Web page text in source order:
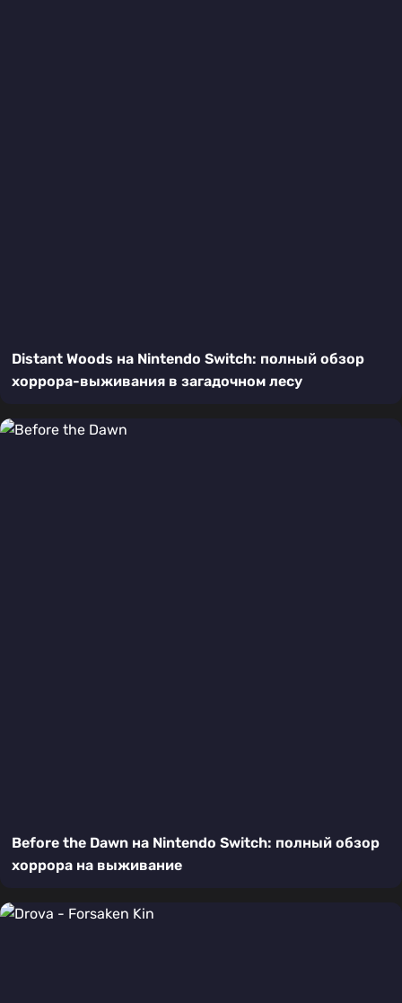
Distant Woods на Nintendo Switch: полный обзор
хоррора-выживания в загадочном лесу
Before the Dawn на Nintendo Switch: полный обзор
хоррора на выживание